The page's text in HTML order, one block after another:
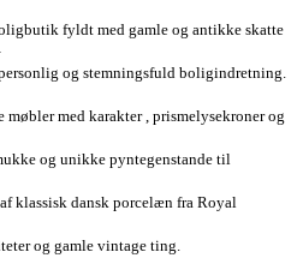
fyldt med gamle og antikke skatte
og stemningsfuld boligindretning.
med karakter , prismelysekroner og
og unikke pyntegenstande til
klassisk dansk porcelæn fra Royal
og gamle vintage ting.